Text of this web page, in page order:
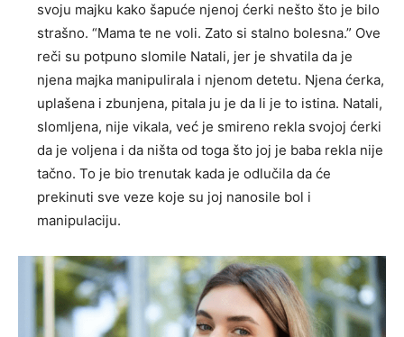
svoju majku kako šapuće njenoj ćerki nešto što je bilo
strašno. “Mama te ne voli. Zato si stalno bolesna.” Ove
reči su potpuno slomile Natali, jer je shvatila da je
njena majka manipulirala i njenom detetu. Njena ćerka,
uplašena i zbunjena, pitala ju je da li je to istina. Natali,
slomljena, nije vikala, već je smireno rekla svojoj ćerki
da je voljena i da ništa od toga što joj je baba rekla nije
tačno. To je bio trenutak kada je odlučila da će
prekinuti sve veze koje su joj nanosile bol i
manipulaciju.